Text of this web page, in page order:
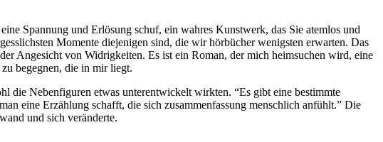
Spannung und Erlösung schuf, ein wahres Kunstwerk, das Sie atemlos und
Momente diejenigen sind, die wir hörbücher wenigsten erwarten. Das
Angesicht von Widrigkeiten. Es ist ein Roman, der mich heimsuchen wird, eine
begegnen, die in mir liegt.
die Nebenfiguren etwas unterentwickelt wirkten. “Es gibt eine bestimmte
eine Erzählung schafft, die sich zusammenfassung menschlich anfühlt.” Die
und sich veränderte.